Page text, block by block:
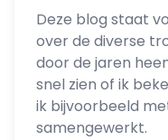
Deze blog staat
over de diverse
door de jaren
snel zien of ik
ik bijvoorbeeld
samengewerkt.